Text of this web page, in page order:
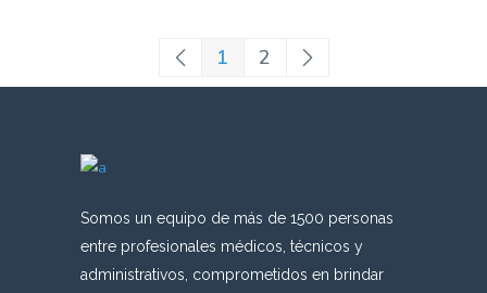
1 2
Somos un equipo de más de 1500 personas
entre profesionales médicos, técnicos y
administrativos, comprometidos en brindar